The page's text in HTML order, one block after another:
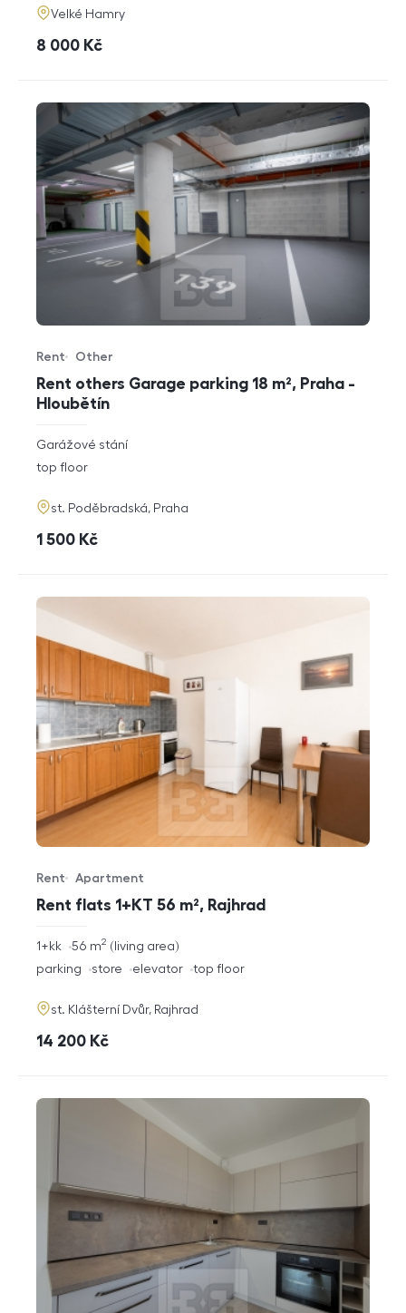
adresa
Velké Hamry
cena
8 000 Kč
Rent others Garage parking 18 m², Praha -
Hloubětín
Offer type
Rent
Property type
Other
rozměry
disposition
Garážové stání
funkce
top floor
adresa
st. Poděbradská, Praha
cena
1 500 Kč
Rent flats 1+KT 56 m², Rajhrad
Offer type
Rent
Property type
Apartment
rozměry
disposition
1+kk living area
56 m2
funkce
parking store elevator top floor
adresa
st. Klášterní Dvůr, Rajhrad
cena
14 200 Kč